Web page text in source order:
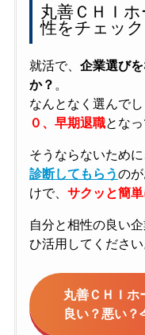
丸善ＣＨＩ
性をチェッ
就活で、 企業選び
か？ 。
なんとなく選んで
０、早期退職とな
そうならないため
診断してもらうの
けで、 サクッと簡
自分と相性の良い
ひ活用してください
丸善ＣＨＩホ
良い？悪い？